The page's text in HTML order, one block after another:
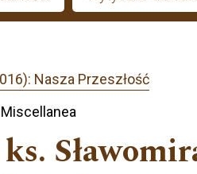
Nasza Przeszłość
Miscellanea